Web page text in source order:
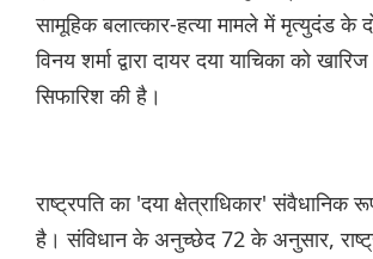
सामूहिक बलात्कार-हत्या मामले में मृत्युदंड के
विनय शर्मा द्वारा दायर दया याचिका को
सिफारिश की है।
राष्ट्रपति का 'दया क्षेत्राधिकार' संवैधानिक
है। संविधान के अनुच्छेद 72 के अनुसार,